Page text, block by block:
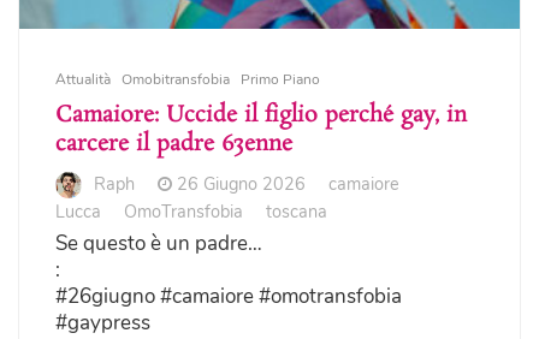
Attualità Omobitransfobia Primo Piano
Camaiore: Uccide il figlio perché gay, in
carcere il padre 63enne
Raph 26 Giugno 2026
camaiore
Lucca
OmoTransfobia toscana
Se questo è un padre…
:
#26giugno #camaiore #omotransfobia
#gaypress